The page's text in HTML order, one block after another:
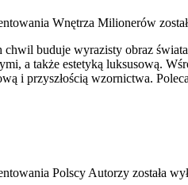
Wnętrza Milionerów
buduje wyrazisty obraz
a także estetyką luksusową.
i przyszłością wzornictwa.
Polscy Autorzy została